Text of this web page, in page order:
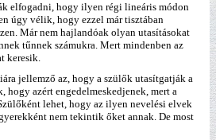
elfogadni, hogy ilyen régi lineáris módon
úgy vélik, hogy ezzel már tisztában
Már nem hajlandóak olyan utasításokat
tűnnek számukra. Mert mindenben az
keresik.
jellemző az, hogy a szülők utasítgatják a
hogy azért engedelmeskedjenek, mert a
lehet, hogy az ilyen nevelési elvek
nem tekintik őket annak. De most